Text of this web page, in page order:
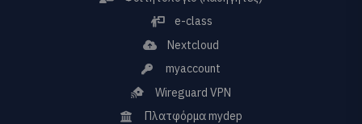
e-class
Nextcloud
myaccount
Wireguard VPN
Πλατφόρμα mydep